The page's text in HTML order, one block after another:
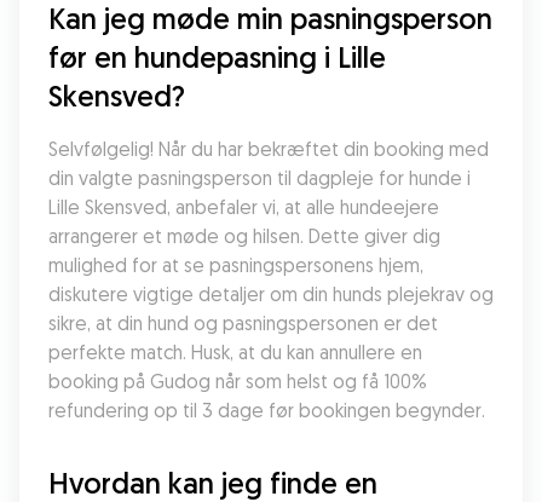
Kan jeg møde min pasningsperson
før en hundepasning i Lille
Skensved?
Selvfølgelig! Når du har bekræftet din booking med
din valgte pasningsperson til dagpleje for hunde i
Lille Skensved, anbefaler vi, at alle hundeejere
arrangerer et møde og hilsen. Dette giver dig
mulighed for at se pasningspersonens hjem,
diskutere vigtige detaljer om din hunds plejekrav og
sikre, at din hund og pasningspersonen er det
perfekte match. Husk, at du kan annullere en
booking på Gudog når som helst og få 100%
refundering op til 3 dage før bookingen begynder.
Hvordan kan jeg finde en